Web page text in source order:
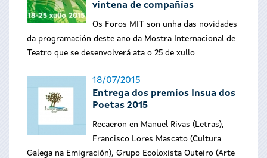
vintena de compañías
Os Foros MIT son unha das novidades
da programación deste ano da Mostra Internacional de
Teatro que se desenvolverá ata o 25 de xullo
18/07/2015
Entrega dos premios Insua dos
Poetas 2015
Recaeron en Manuel Rivas (Letras),
Francisco Lores Mascato (Cultura
Galega na Emigración), Grupo Ecoloxista Outeiro (Arte